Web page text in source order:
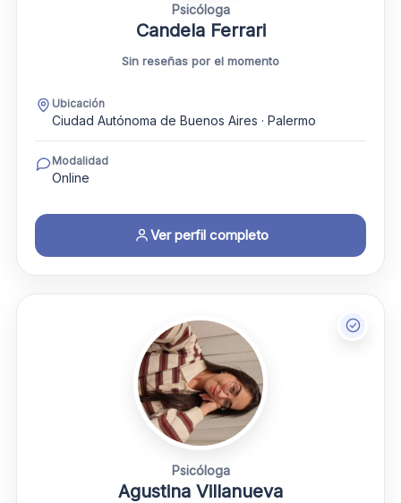
Psicóloga
Candela Ferrari
Sin reseñas por el momento
Ubicación
Ciudad Autónoma de Buenos Aires · Palermo
Modalidad
Online
Ver perfil completo
Psicóloga
Agustina Villanueva